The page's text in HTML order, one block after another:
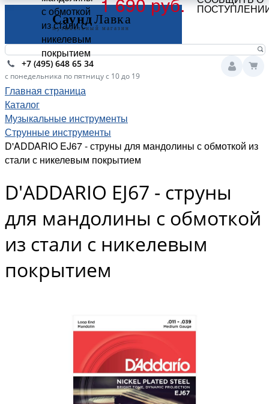
+7 (495) 648 65 34
с понедельника по пятницу с 10 до 19
Главная страница
Каталог
Музыкальные инструменты
Струнные инструменты
D'ADDARIO EJ67 - струны для мандолины с обмоткой из
стали с никелевым покрытием
D'ADDARIO EJ67 - струны
для мандолины с обмоткой
из стали с никелевым
покрытием
с обмоткой
из стали с
никелевым
покрытием